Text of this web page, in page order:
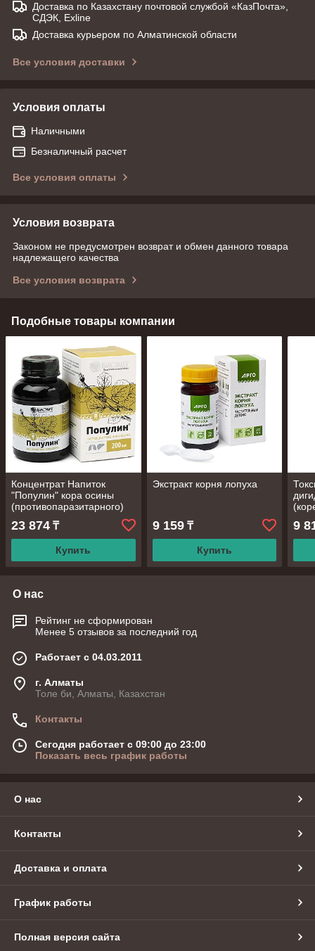
Доставка по Казахстану почтовой службой «КазПочта»,
СДЭК, Exline
Доставка курьером по Алматинской области
Все условия доставки
Условия оплаты
Наличными
Безналичный расчет
Все условия оплаты
Условия возврата
Законом не предусмотрен возврат и обмен данного товара
надлежащего качества
Все условия возврата
Подобные товары компании
Концентрат Напиток
"Популин" кора осины
(противопаразитарного)
23 874 ₸
Купить
Экстракт корня лопуха
9 159₸
Купить
9
О нас
Рейтинг не сформирован
Менее 5 отзывов за последний год
Работает с 04.03.2011
г. Алматы
Толе би, Алматы, Казахстан
Контакты
Сегодня работает с 09:00 до 23:00
Показать весь график работы
О нас
Контакты
Доставка и оплата
График работы
Полная версия сайта